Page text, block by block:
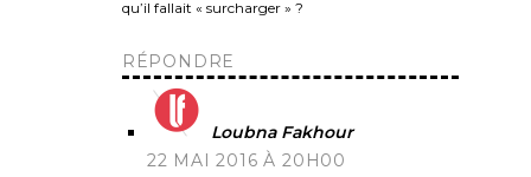
qu’il fallait « surcharger » ?
RÉPONDRE
Loubna Fakhour
22 MAI 2016 À 20H00